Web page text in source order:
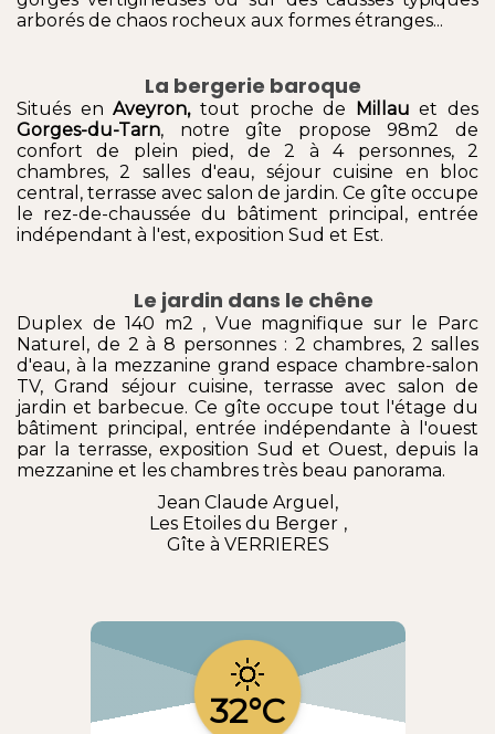
arborés de chaos rocheux aux formes étranges...
La bergerie baroque
Situés enAveyron,tout proche de Millau et des
Gorges-du-Tarn, notre gîte propose 98m2 de
confort de plein pied, de 2 à 4 personnes, 2
chambres, 2 salles d'eau, séjour cuisine en bloc
central, terrasse avec salon de jardin. Ce gîte occupe
le rez-de-chaussée du bâtiment principal, entrée
indépendant à l'est, exposition Sud et Est.
Le jardin dans le chêne
Duplex de 140 m2 , Vue magnifique sur le Parc
Naturel, de 2 à 8 personnes : 2 chambres, 2 salles
d'eau, à la mezzanine grand espace chambre-salon
TV, Grand séjour cuisine, terrasse avec salon de
jardin et barbecue. Ce gîte occupe tout l'étage du
bâtiment principal, entrée indépendante à l'ouest
par la terrasse, exposition Sud et Ouest, depuis la
mezzanine et les chambres très beau panorama.
Jean Claude Arguel,
Les Etoiles du Berger ,
Gîte à VERRIERES
32°C